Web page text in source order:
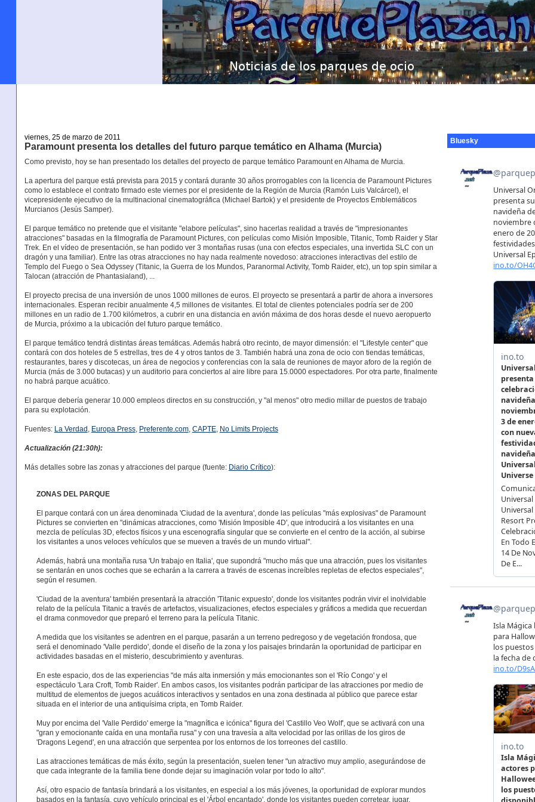
viernes, 25 de marzo de 2011
Paramount presenta los detalles del futuro parque temático en Alhama (Murcia)
Como previsto, hoy se han presentado los detalles del proyecto de parque temático Paramount en Alhama de Murcia.
La apertura del parque está prevista para 2015 y contará durante 30 años prorrogables con la licencia de Paramount Pictures
como lo establece el contrato firmado este viernes por el presidente de la Región de Murcia (Ramón Luis Valcárcel), el
vicepresidente ejecutivo de la multinacional cinematográfica (Michael Bartok) y el presidente de Proyectos Emblemáticos
Murcianos (Jesús Samper).
El parque temático no pretende que el visitante "elabore películas", sino hacerlas realidad a través de "impresionantes
atracciones" basadas en la filmografía de Paramount Pictures, con películas como Misión Imposible, Titanic, Tomb Raider y Star
Trek. En el vídeo de presentación, se han podido ver 3 montañas rusas (una con efectos especiales, una invertida SLC con un
dragón y una familiar). Entre las otras atracciones no hay nada realmente novedoso: atracciones interactivas del estilo de
Templo del Fuego o Sea Odyssey (Titanic, la Guerra de los Mundos, Paranormal Activity, Tomb Raider, etc), un top spin similar a
Talocan (atracción de Phantasialand), ...
El proyecto precisa de una inversión de unos 1000 millones de euros. El proyecto se presentará a partir de ahora a inversores
internacionales. Esperan recibir anualmente 4,5 millones de visitantes. El total de clientes potenciales podría ser de 200
millones en un radio de 1.700 kilómetros, a cubrir en una distancia en avión máxima de dos horas desde el nuevo aeropuerto
de Murcia, próximo a la ubicación del futuro parque temático.
El parque temático tendrá distintas áreas temáticas. Además habrá otro recinto, de mayor dimensión: el "Lifestyle center" que
contará con dos hoteles de 5 estrellas, tres de 4 y otros tantos de 3. También habrá una zona de ocio con tiendas temáticas,
restaurantes, bares y discotecas, un área de negocios y conferencias con la sala de reuniones de mayor aforo de la región de
Murcia (más de 3.000 butacas) y un auditorio para conciertos al aire libre para 15.0000 espectadores. Por otra parte, finalmente
no habrá parque acuático.
El parque debería generar 10.000 empleos directos en su construcción, y "al menos" otro medio millar de puestos de trabajo
para su explotación.
Fuentes: La Verdad , Europa Press, Preferente.com, CAPTE, No Limits Projects
Actualización (21:30h):
Más detalles sobre las zonas y atracciones del parque (fuente: Diario Crítico):
ZONAS DEL PARQUE
El parque contará con un área denominada 'Ciudad de la aventura', donde las películas "más explosivas" de Paramount
Pictures se convierten en "dinámicas atracciones, como 'Misión Imposible 4D', que introducirá a los visitantes en una
mezcla de películas 3D, efectos físicos y una escenografía singular que se convierte en el centro de la acción, al subirse
los visitantes a unos veloces vehículos que se mueven a través de un mundo virtual".
Además, habrá una montaña rusa 'Un trabajo en Italia', que supondrá "mucho más que una atracción, pues los visitantes
se sentarán en unos coches que se echarán a la carrera a través de escenas increíbles repletas de efectos especiales",
según el resumen.
'Ciudad de la aventura' también presentará la atracción 'Titanic expuesto', donde los visitantes podrán vivir el inolvidable
relato de la película Titanic a través de artefactos, visualizaciones, efectos especiales y gráficos a medida que recuerdan
el drama conmovedor que preparó el terreno para la película Titanic.
A medida que los visitantes se adentren en el parque, pasarán a un terreno pedregoso y de vegetación frondosa, que
será el denominado 'Valle perdido', donde el diseño de la zona y los paisajes brindarán la oportunidad de participar en
actividades basadas en el misterio, descubrimiento y aventuras.
En este espacio, dos de las experiencias "de más alta inmersión y más emocionantes son el 'Río Congo' y el
espectáculo 'Lara Croft, Tomb Raider'. En ambos casos, los visitantes podrán participar de las atracciones por medio de
multitud de elementos de juegos acuáticos interactivos y sentados en una zona destinada al público que parece estar
situada en el interior de una antiquísima cripta, en Tomb Raider.
Muy por encima del 'Valle Perdido' emerge la "magnífica e icónica" figura del 'Castillo Veo Wolf', que se activará con una
"gran y emocionante caída en una montaña rusa" y con una travesía a alta velocidad por las orillas de los giros de
'Dragons Legend', en una atracción que serpentea por los entornos de los torreones del castillo.
Las atracciones temáticas de más éxito, según la presentación, suelen tener "un atractivo muy amplio, asegurándose de
que cada integrante de la familia tiene donde dejar su imaginación volar por todo lo alto".
Así, otro espacio de fantasía brindará a los visitantes, en especial a los más jóvenes, la oportunidad de explorar mundos
basados en la fantasía, cuyo vehículo principal es el 'Árbol encantado', donde los visitantes pueden corretear, jugar,
Bluesky